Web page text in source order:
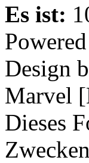
Es ist:
Design
Marvel
Dieses